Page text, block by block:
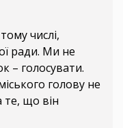
числі,
ради. Ми не
– голосувати.
голову не
те, що він